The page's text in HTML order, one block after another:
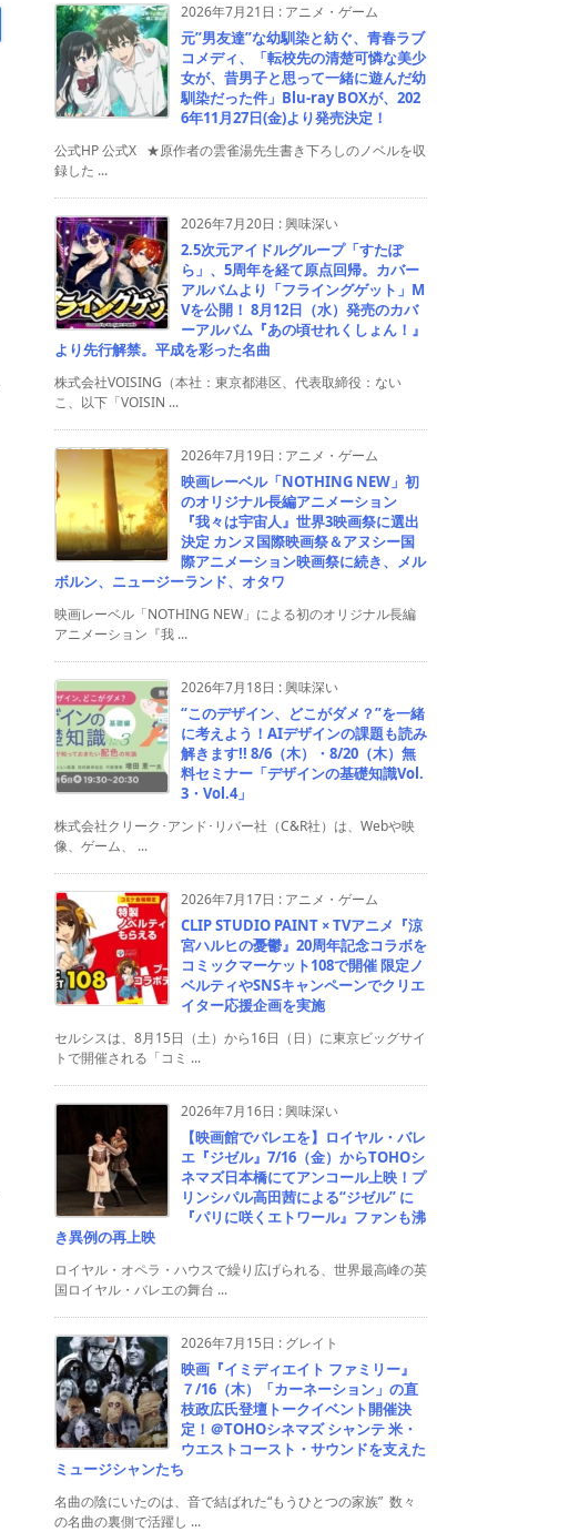
2026年7月21日 : アニメ・ゲーム
元”男友達”な幼馴染と紡ぐ、青春ラブ
コメディ、「転校先の清楚可憐な美少
女が、昔男子と思って一緒に遊んだ幼
馴染だった件」Blu-ray BOXが、202
6年11月27日(金)より発売決定！
公式HP 公式X ★原作者の雲雀湯先生書き下ろしのノベルを収
録した ...
2026年7月20日 :興味深い
2.5次元アイドルグループ「すたぽ
ら」、5周年を経て原点回帰。カバー
アルバムより「フライングゲット」M
Vを公開！ 8月12日（水）発売のカバ
ーアルバム『あの頃せれくしょん！』
より先行解禁。平成を彩った名曲
株式会社VOISING（本社：東京都港区、代表取締役：ない
こ、以下「VOISIN ...
2026年7月19日 : アニメ・ゲーム
映画レーベル「NOTHING NEW」初
のオリジナル長編アニメーション
『我々は宇宙人』世界3映画祭に選出
決定 カンヌ国際映画祭＆アヌシー国
際アニメーション映画祭に続き、メル
ボルン、ニュージーランド、オタワ
映画レーベル「NOTHING NEW」による初のオリジナル長編
アニメーション『我 ...
2026年7月18日 :興味深い
“このデザイン、どこがダメ？”を一緒
に考えよう！AIデザインの課題も読み
解きます!! 8/6（木）・8/20（木）無
料セミナー「デザインの基礎知識Vol.
3・Vol.4」
株式会社クリーク･アンド･リバー社（C&R社）は、Webや映
像、ゲーム、 ...
2026年7月17日 : アニメ・ゲーム
CLIP STUDIO PAINT × TVアニメ『涼
宮ハルヒの憂鬱』20周年記念コラボを
コミックマーケット108で開催 限定ノ
ベルティやSNSキャンペーンでクリエ
イター応援企画を実施
セルシスは、8月15日（土）から16日（日）に東京ビッグサイ
トで開催される「コミ ...
2026年7月16日 :興味深い
【映画館でバレエを】ロイヤル・バレ
エ『ジゼル』7/16（金）からTOHOシ
ネマズ日本橋にてアンコール上映！プ
リンシパル高田茜による“ジゼル” に
『パリに咲くエトワール』ファンも沸
き異例の再上映
ロイヤル・オペラ・ハウスで繰り広げられる、世界最高峰の英
国ロイヤル・バレエの舞台 ...
2026年7月15日 : グレイト
映画『イミディエイト ファミリー』
７/16（木）「カーネーション」の直
枝政広氏登壇トークイベント開催決
定！＠TOHOシネマズ シャンテ 米・
ウエストコースト・サウンドを支えた
ミュージシャンたち
名曲の陰にいたのは、音で結ばれた“もうひとつの家族” 数々
の名曲の裏側で活躍し ...